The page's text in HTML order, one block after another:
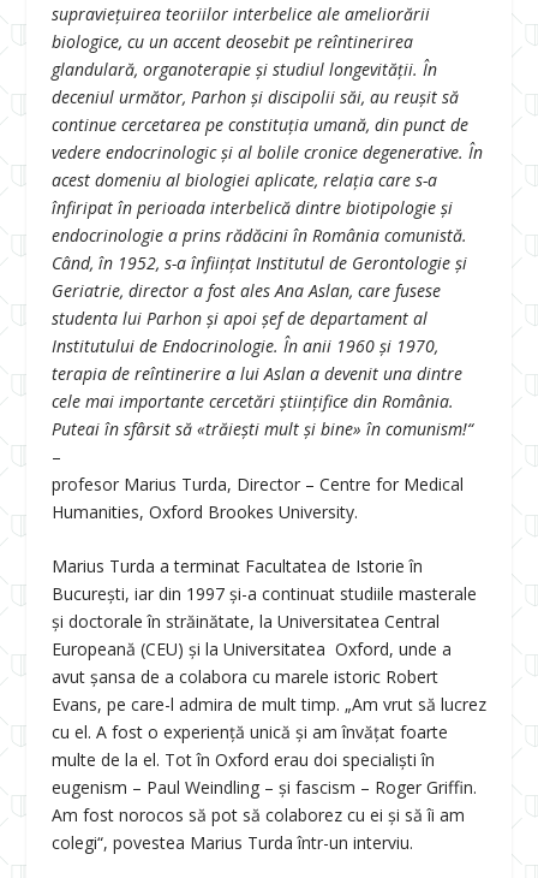
supravieţuirea teoriilor interbelice ale ameliorării
biologice, cu un accent deosebit pe reîntinerirea
glandulară, organoterapie şi studiul longevităţii. În
deceniul următor, Parhon şi discipolii săi, au reuşit să
continue cercetarea pe constituţia umană, din punct de
vedere endocrinologic şi al bolile cronice degenerative. În
acest domeniu al biologiei aplicate, relaţia care s-a
înfiripat în perioada interbelică dintre biotipologie şi
endocrinologie a prins rădăcini în România comunistă.
Când, în 1952, s-a înfiinţat Institutul de Gerontologie şi
Geriatrie, director a fost ales Ana Aslan, care fusese
studenta lui Parhon şi apoi şef de departament al
Institutului de Endocrinologie. În anii 1960 şi 1970,
terapia de reîntinerire a lui Aslan a devenit una dintre
cele mai importante cercetări ştiinţifice din România.
Puteai în sfârsit să «trăiești mult şi bine» în comunism!“
–
profesor Marius Turda, Director – Centre for Medical
Humanities, Oxford Brookes University.
Marius Turda a terminat Facultatea de Istorie în
București, iar din 1997 și-a continuat studiile masterale
și doctorale în străinătate, la Universitatea Central
Europeană (CEU) și la Universitatea Oxford, unde a
avut șansa de a colabora cu marele istoric Robert
Evans, pe care-l admira de mult timp. „Am vrut să lucrez
cu el. A fost o experienţă unică şi am învăţat foarte
multe de la el. Tot în Oxford erau doi specialişti în
eugenism – Paul Weindling – şi fascism – Roger Griffin.
Am fost norocos să pot să colaborez cu ei şi să îi am
colegi“, povestea Marius Turda într-un interviu.